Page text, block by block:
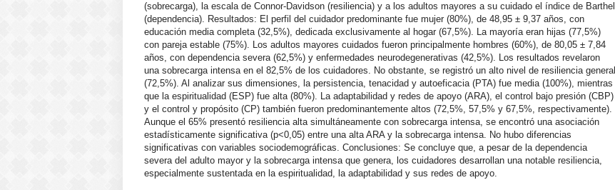
(sobrecarga), la escala de Connor-Davidson (resiliencia) y a los adultos mayores a su cuidado el índice de Barthel
(dependencia). Resultados: El perfil del cuidador predominante fue mujer (80%), de 48,95 ± 9,37 años, con
educación media completa (32,5%), dedicada exclusivamente al hogar (67,5%). La mayoría eran hijas (77,5%)
con pareja estable (75%). Los adultos mayores cuidados fueron principalmente hombres (60%), de 80,05 ± 7,84
años, con dependencia severa (62,5%) y enfermedades neurodegenerativas (42,5%). Los resultados revelaron
una sobrecarga intensa en el 82,5% de los cuidadores. No obstante, se registró un alto nivel de resiliencia general
(72,5%). Al analizar sus dimensiones, la persistencia, tenacidad y autoeficacia (PTA) fue media (100%), mientras
que la espiritualidad (ESP) fue alta (80%). La adaptabilidad y redes de apoyo (ARA), el control bajo presión (CBP)
y el control y propósito (CP) también fueron predominantemente altos (72,5%, 57,5% y 67,5%, respectivamente).
Aunque el 65% presentó resiliencia alta simultáneamente con sobrecarga intensa, se encontró una asociación
estadísticamente significativa (p<0,05) entre una alta ARA y la sobrecarga intensa. No hubo diferencias
significativas con variables sociodemográficas. Conclusiones: Se concluye que, a pesar de la dependencia
severa del adulto mayor y la sobrecarga intensa que genera, los cuidadores desarrollan una notable resiliencia,
especialmente sustentada en la espiritualidad, la adaptabilidad y sus redes de apoyo.